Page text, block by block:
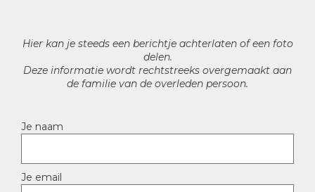
Hier kan je steeds een berichtje achterlaten of een foto
delen.
Deze informatie wordt rechtstreeks overgemaakt aan
de familie van de overleden persoon.
Je naam
Je email